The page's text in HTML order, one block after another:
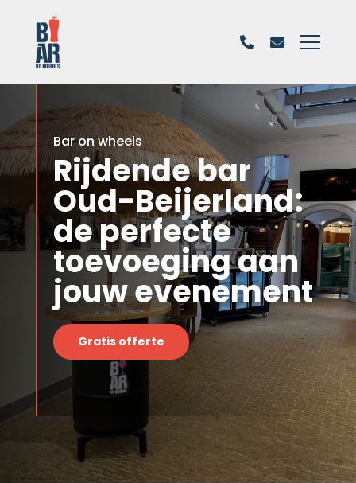
Bar on wheels
Rijdende bar
Oud-Beijerland:
de perfecte
toevoeging aan
jouw evenement
Gratis offerte